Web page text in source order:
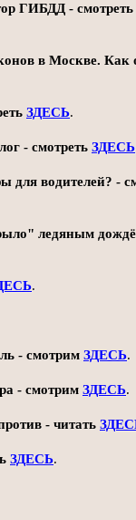
ГИБДД - смотреть
в Москве. Как
ЗДЕСЬ.
- смотреть ЗДЕСЬ
водителей? -
ледяным
.
- смотрим ЗДЕСЬ.
- смотрим ЗДЕСЬ.
- читать
ЗДЕСЬ.